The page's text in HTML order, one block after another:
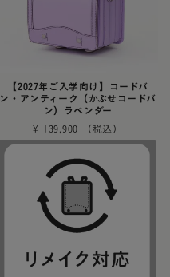
【2027年ご入学向け】コードバ
ン・アンティーク（かぶせコードバ
ン）ラベンダー
¥
139,900